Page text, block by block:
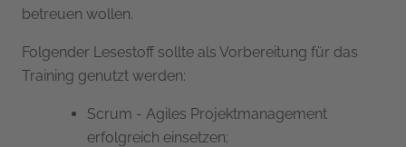
betreuen wollen.
Folgender Lesestoff sollte als Vorbereitung für das
Training genutzt werden:
Scrum - Agiles Projektmanagement
erfolgreich einsetzen;